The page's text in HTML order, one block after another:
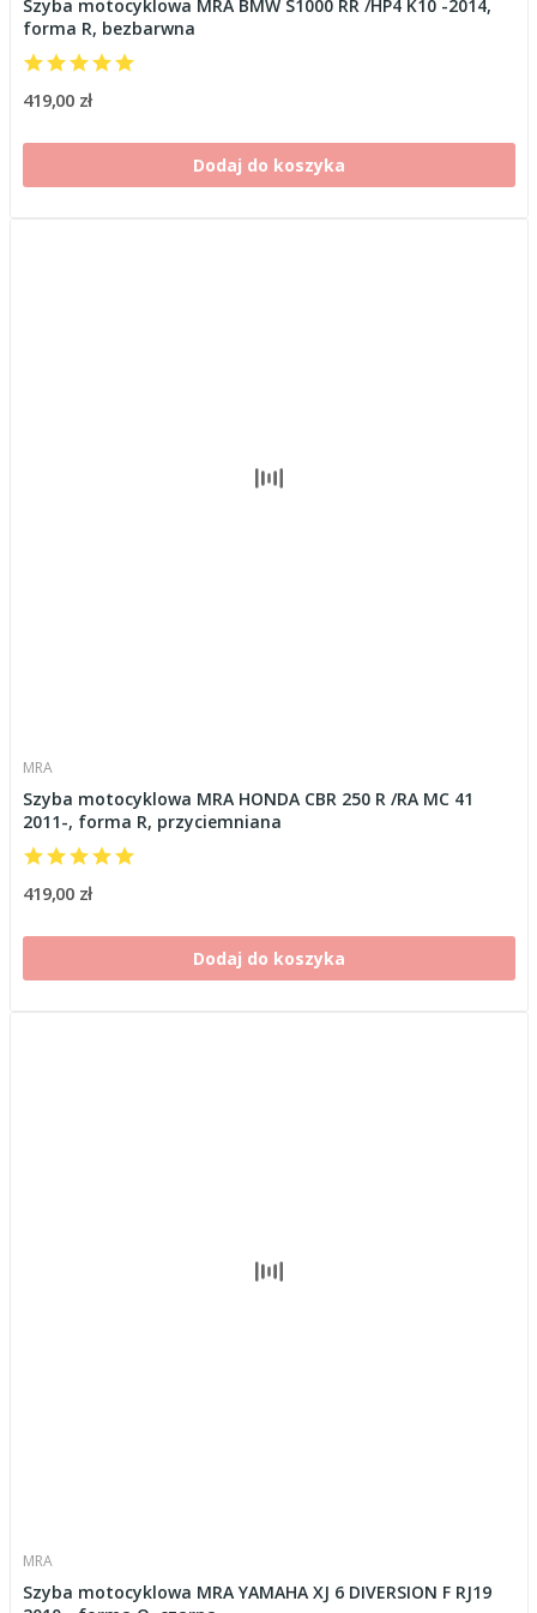
Szyba motocyklowa MRA BMW S1000 RR /HP4 K10 -2014,
forma R, bezbarwna
419,00 zł
Dodaj do koszyka
MRA
Szyba motocyklowa MRA HONDA CBR 250 R /RA MC 41
2011-, forma R, przyciemniana
419,00 zł
Dodaj do koszyka
MRA
Szyba motocyklowa MRA YAMAHA XJ 6 DIVERSION F RJ19